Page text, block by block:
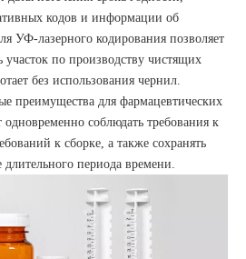
кодов и информации об
УФ-лазерного кодирования позволяет
участок по производству чистящих
без использования чернил.
преимущества для фармацевтических
одновременно соблюдать требования к
к сборке, а также сохранять
длительного периода времени.